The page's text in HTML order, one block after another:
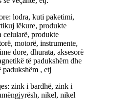
lodra, kuti paketimi,
lëkure, produkte
celularë, produkte
motorë, instrumente,
dore, dhurata, aksesorë
të padukshëm dhe
padukshëm , etj
zink i bardhë, zink i
nikel, nikel